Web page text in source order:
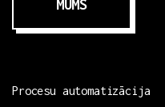
MUMS
Procesu automatizācija